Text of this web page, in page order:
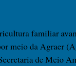
familiar
meio da Agraer
de Meio